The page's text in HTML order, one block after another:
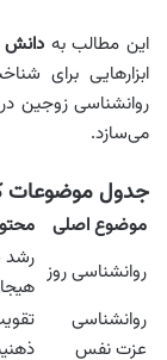
این مطالب به دانش
ابزارهایی برای
روانشناسی زوجین
می‌سازد.
جدول موضوعات
موضوع اصلی
روانشناسی روز
رشد
روانشناسی
عزت نفس